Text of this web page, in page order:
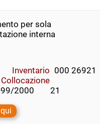
per sola
interna
Inventario 000 26921
Collocazione
2000        21